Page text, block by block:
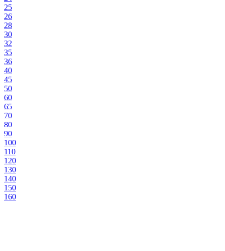
25
26
28
30
32
35
36
40
45
50
60
65
70
80
90
100
110
120
130
140
150
160